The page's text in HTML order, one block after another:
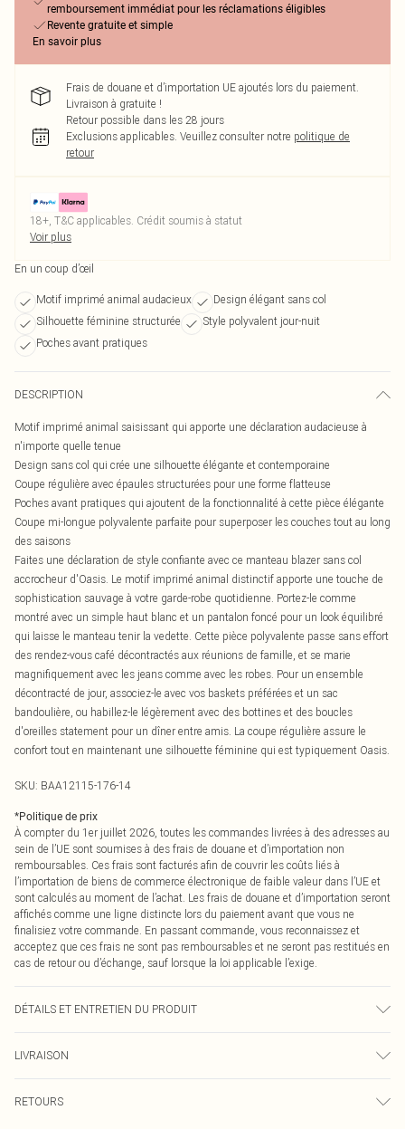
remboursement immédiat pour les réclamations éligibles
Revente gratuite et simple
En savoir plus
Frais de douane et d’importation UE ajoutés lors du paiement.
Livraison à gratuite !
Retour possible dans les 28 jours
Exclusions applicables. Veuillez consulter notre politique de
retour
18+, T&C applicables. Crédit soumis à statut
Voir plus
En un coup d’œil
Motif imprimé animal audacieux
Design élégant sans col
Silhouette féminine structurée
Style polyvalent jour-nuit
Poches avant pratiques
DESCRIPTION
Motif imprimé animal saisissant qui apporte une déclaration audacieuse à
n'importe quelle tenue
Design sans col qui crée une silhouette élégante et contemporaine
Coupe régulière avec épaules structurées pour une forme flatteuse
Poches avant pratiques qui ajoutent de la fonctionnalité à cette pièce élégante
Coupe mi-longue polyvalente parfaite pour superposer les couches tout au long
des saisons
Faites une déclaration de style confiante avec ce manteau blazer sans col
accrocheur d'Oasis. Le motif imprimé animal distinctif apporte une touche de
sophistication sauvage à votre garde-robe quotidienne. Portez-le comme
montré avec un simple haut blanc et un pantalon foncé pour un look équilibré
qui laisse le manteau tenir la vedette. Cette pièce polyvalente passe sans effort
des rendez-vous café décontractés aux réunions de famille, et se marie
magnifiquement avec les jeans comme avec les robes. Pour un ensemble
décontracté de jour, associez-le avec vos baskets préférées et un sac
bandoulière, ou habillez-le légèrement avec des bottines et des boucles
d'oreilles statement pour un dîner entre amis. La coupe régulière assure le
confort tout en maintenant une silhouette féminine qui est typiquement Oasis.
SKU: BAA12115-176-14
*Politique de prix
À compter du 1er juillet 2026, toutes les commandes livrées à des adresses au
sein de l’UE sont soumises à des frais de douane et d’importation non
remboursables. Ces frais sont facturés afin de couvrir les coûts liés à
l’importation de biens de commerce électronique de faible valeur dans l’UE et
sont calculés au moment de l’achat. Les frais de douane et d’importation seront
affichés comme une ligne distincte lors du paiement avant que vous ne
finalisiez votre commande. En passant commande, vous reconnaissez et
acceptez que ces frais ne sont pas remboursables et ne seront pas restitués en
cas de retour ou d’échange, sauf lorsque la loi applicable l’exige.
DÉTAILS ET ENTRETIEN DU PRODUIT
uniquement. Le mannequin porte une taille 10.
LIVRAISON
RETOURS